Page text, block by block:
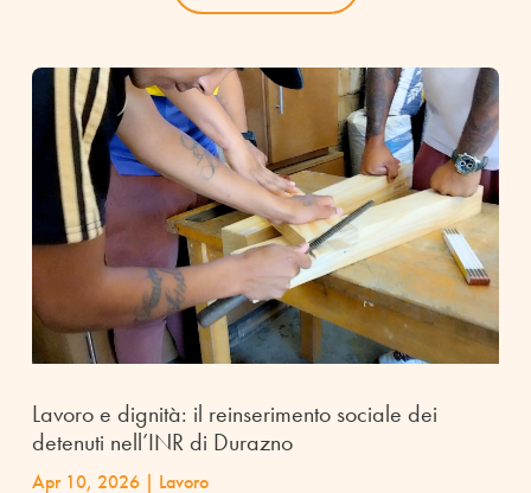
Lavoro e dignità: il reinserimento sociale dei
detenuti nell’INR di Durazno
Apr 10, 2026| Lavoro